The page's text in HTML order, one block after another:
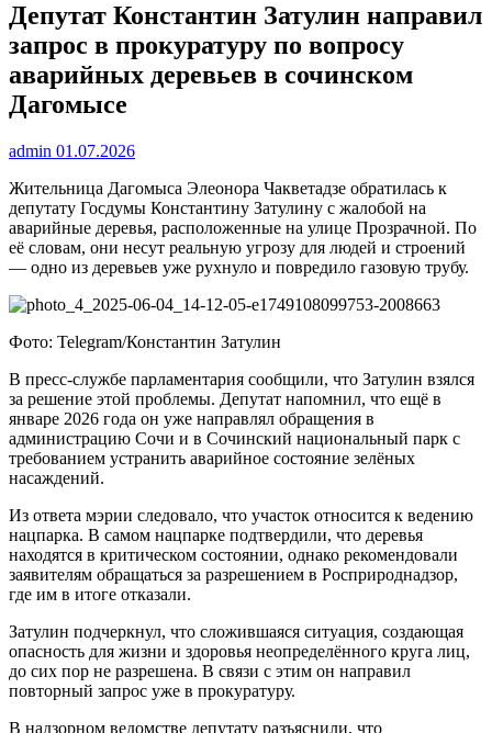
Депутат Константин Затулин направил
запрос в прокуратуру по вопросу
аварийных деревьев в сочинском
Дагомысе
admin 01.07.2026
Жительница Дагомыса Элеонора Чакветадзе обратилась к
депутату Госдумы Константину Затулину с жалобой на
аварийные деревья, расположенные на улице Прозрачной. По
её словам, они несут реальную угрозу для людей и строений
— одно из деревьев уже рухнуло и повредило газовую трубу.
Фото: Telegram/Константин Затулин
В пресс-службе парламентария сообщили, что Затулин взялся
за решение этой проблемы. Депутат напомнил, что ещё в
январе 2026 года он уже направлял обращения в
администрацию Сочи и в Сочинский национальный парк с
требованием устранить аварийное состояние зелёных
насаждений.
Из ответа мэрии следовало, что участок относится к ведению
нацпарка. В самом нацпарке подтвердили, что деревья
находятся в критическом состоянии, однако рекомендовали
заявителям обращаться за разрешением в Росприроднадзор,
где им в итоге отказали.
Затулин подчеркнул, что сложившаяся ситуация, создающая
опасность для жизни и здоровья неопределённого круга лиц,
до сих пор не разрешена. В связи с этим он направил
повторный запрос уже в прокуратуру.
В надзорном ведомстве депутату разъяснили, что